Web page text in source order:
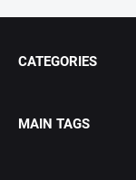
CATEGORIES
MAIN TAGS